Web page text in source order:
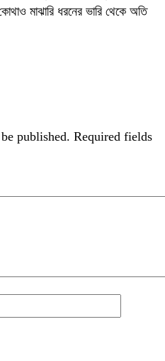
মাঝারি ধরনের ভারি থেকে অতি
published. Required fields